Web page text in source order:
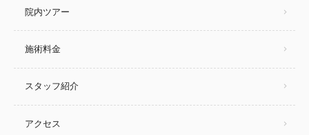
院内ツアー
施術料金
スタッフ紹介
アクセス